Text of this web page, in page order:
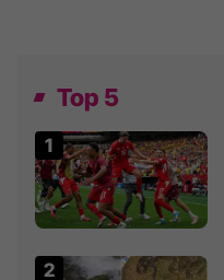
Top 5